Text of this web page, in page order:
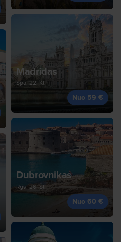
Madridas
Spa, 22, Kt
Nuo 59 €
Dubrovnikas
Rgs, 26, Št
Nuo 60 €